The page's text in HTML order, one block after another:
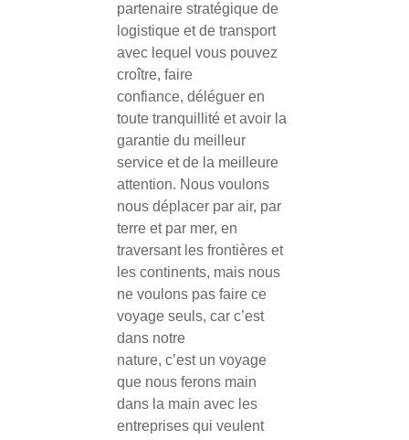
partenaire stratégique de
logistique et de transport
avec lequel vous pouvez
croître, faire
confiance, déléguer en
toute tranquillité et avoir la
garantie du meilleur
service et de la meilleure
attention. Nous voulons
nous déplacer par air, par
terre et par mer, en
traversant les frontières et
les continents, mais nous
ne voulons pas faire ce
voyage seuls, car c’est
dans notre
nature, c’est un voyage
que nous ferons main
dans la main avec les
entreprises qui veulent